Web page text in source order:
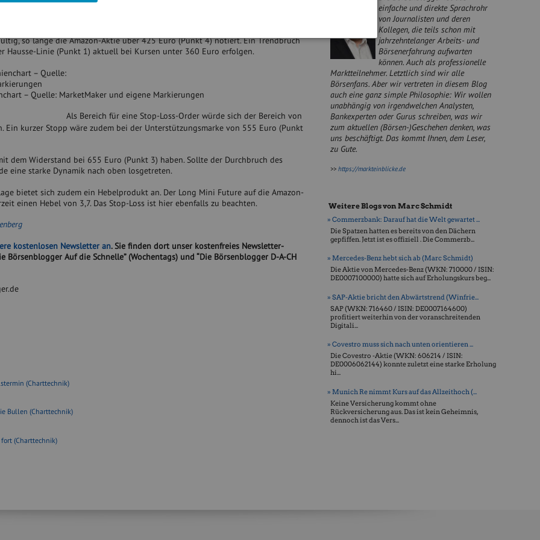
so lange die Amazon-Aktie über 425 Euro (Punkt 4) notiert. Ein Trendbruch
Hausse-Linie (Punkt 1) aktuell bei Kursen unter 360 Euro erfolgen.
– Quelle: MarketMaker und eigene Markierungen
Als Bereich für eine Stop-Loss-Order würde sich der Bereich von
Ein kurzer Stopp wäre zudem bei der Unterstützungsmarke von 555 Euro (Punkt
dem Widerstand bei 655 Euro (Punkt 3) haben. Sollte der Durchbruch des
eine starke Dynamik nach oben losgetreten.
bietet sich zudem ein Hebelprodukt an. Der Long Mini Future auf die Amazon-
einen Hebel von 3,7. Das Stop-Loss ist hier ebenfalls zu beachten.
kostenlosen Newsletter an. Sie finden dort unser kostenfreies Newsletter-
Börsenblogger Auf die Schnelle” (Wochentags) und “Die Börsenblogger D-A-CH
(Charttechnik)
Bullen (Charttechnik)
fort (Charttechnik)
einfache und direkte Sprachrohr
von Journalisten und deren
Kollegen, die teils schon mit
jahrzehntelanger Arbeits- und
Börsenerfahrung aufwarten
können. Auch als professionelle
Marktteilnehmer. Letztlich sind wir alle
Börsenfans. Aber wir vertreten in diesem Blog
auch eine ganz simple Philosophie: Wir wollen
unabhängig von irgendwelchen Analysten,
Bankexperten oder Gurus schreiben, was wir
zum aktuellen (Börsen-)Geschehen denken, was
uns beschäftigt. Das kommt Ihnen, dem Leser,
zu Gute.
>>https://markteinblicke.de
Weitere Blogs von Marc Schmidt
» Commerzbank: Darauf hat die Welt gewartet ...
Die Spatzen hatten es bereits von den Dächern
gepfiffen. Jetzt ist es offiziell . Die Commerzb...
» Mercedes-Benz hebt sich ab (Marc Schmidt)
Die Aktie von Mercedes-Benz (WKN: 710000 / ISIN:
DE0007100000) hatte sich auf Erholungskurs beg...
» SAP-Aktie bricht den Abwärtstrend (Winfrie...
SAP (WKN: 716460 / ISIN: DE0007164600)
profitiert weiterhin von der voranschreitenden
Digitali...
» Covestro muss sich nach unten orientieren ...
Die Covestro -Aktie (WKN: 606214 / ISIN:
DE0006062144) konnte zuletzt eine starke Erholung
hi...
» Munich Re nimmt Kurs auf das Allzeithoch (...
Keine Versicherung kommt ohne
Rückversicherung aus. Das ist kein Geheimnis,
dennoch ist das Vers...